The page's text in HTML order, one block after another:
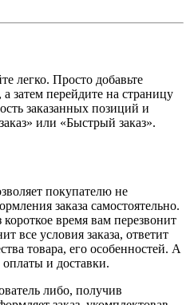
легко. Просто добавьте
затем перейдите на страницу
заказанных позиций и
или «Быстрый заказ».
покупателю не
заказа самостоятельно.
время вам перезвонит
все условия заказа, ответит
товара, его особенностей. А
и доставки.
либо, получив